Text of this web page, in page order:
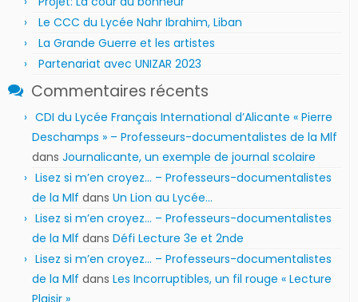
Le CCC du Lycée Nahr Ibrahim, Liban
La Grande Guerre et les artistes
Partenariat avec UNIZAR 2023
Commentaires récents
CDI du Lycée Français International d’Alicante « Pierre
Deschamps » – Professeurs-documentalistes de la Mlf
dans Journalicante, un exemple de journal scolaire
Lisez si m’en croyez… – Professeurs-documentalistes
de la Mlf dans Un Lion au Lycée…
Lisez si m’en croyez… – Professeurs-documentalistes
de la Mlf dans Défi Lecture 3e et 2nde
Lisez si m’en croyez… – Professeurs-documentalistes
de la Mlf dans Les Incorruptibles, un fil rouge « Lecture
Plaisir »